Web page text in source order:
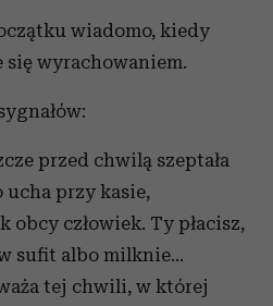
wiadomo, kiedy
wyrachowaniem.
przed chwilą szeptała
ucha przy kasie,
obcy człowiek. Ty płacisz,
sufit albo milknie…
tej chwili, w której